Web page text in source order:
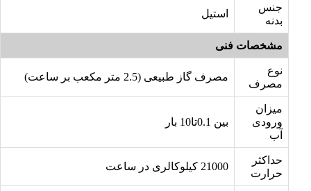
جنس
بدنه
استیل
مشخصات فنی
نوع
مصرف
مصرف گاز طبیعی (2.5 متر مکعب بر ساعت)
میزان
ورودی
آب
بین 0.1تا10 بار
حداکثر
حرارت
21000 کیلوکالری در ساعت